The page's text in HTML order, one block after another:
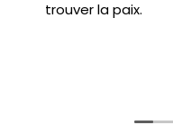
trouver la paix.